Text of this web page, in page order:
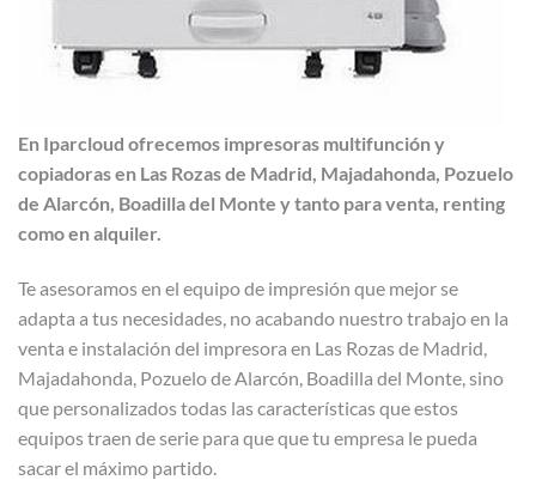
En Iparcloud ofrecemos impresoras multifunción y
copiadoras en Las Rozas de Madrid, Majadahonda, Pozuelo
de Alarcón, Boadilla del Monte y tanto para venta, renting
como en alquiler.
Te asesoramos en el equipo de impresión que mejor se
adapta a tus necesidades, no acabando nuestro trabajo en la
venta e instalación del impresora en Las Rozas de Madrid,
Majadahonda, Pozuelo de Alarcón, Boadilla del Monte, sino
que personalizados todas las características que estos
equipos traen de serie para que que tu empresa le pueda
sacar el máximo partido.